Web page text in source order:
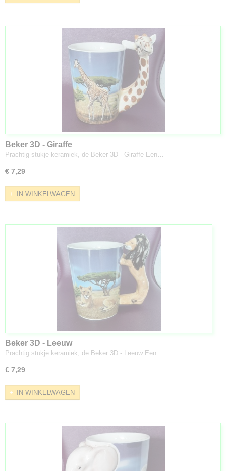
Beker 3D - Giraffe
Prachtig stukje keramiek, de Beker 3D - Giraffe Een…
€ 7,29
IN WINKELWAGEN
Beker 3D - Leeuw
Prachtig stukje keramiek, de Beker 3D - Leeuw Een…
€ 7,29
IN WINKELWAGEN